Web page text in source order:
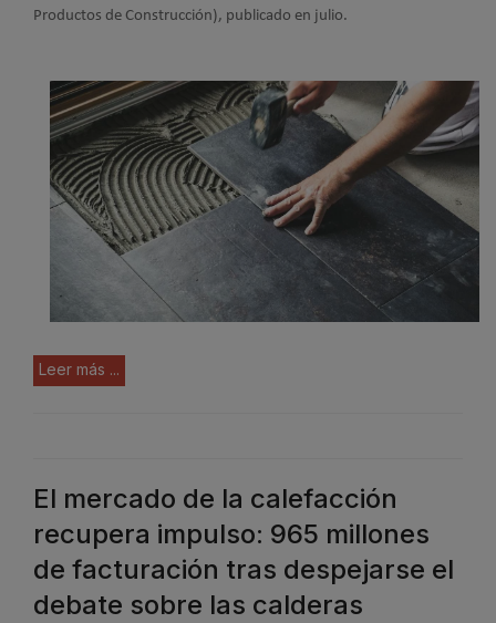
Productos de Construcción), publicado en julio.
Leer más ...
El mercado de la calefacción
recupera impulso: 965 millones
de facturación tras despejarse el
debate sobre las calderas